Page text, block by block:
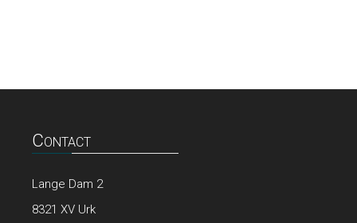
Contact
Lange Dam 2
8321 XV Urk